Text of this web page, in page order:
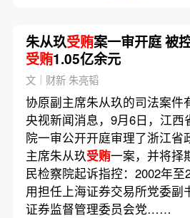
朱从玖受贿案一审开庭 被
受贿1.05亿余元
文｜财新 朱亮韬
协原副主席朱从玖的司法案件
央视新闻消息，9月6日，江西
院一审公开开庭审理了浙江省
主席朱从玖受贿一案，并将择
民检察院起诉指控：2002年至
用担任上海证券交易所党委副
证券监督管理委员会党……